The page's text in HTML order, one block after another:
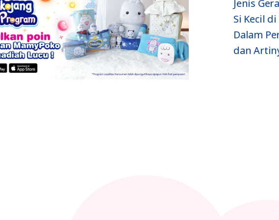
Apakah USG
Berbahaya
karena
Mengandung
Radiasi?
Cara
Menghitung
Gerakan Janin
yang Benar
dan Aman
Jenis
Si Kecil di
Dalam
dan